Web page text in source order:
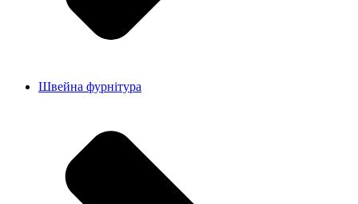
Швейна фурнітура